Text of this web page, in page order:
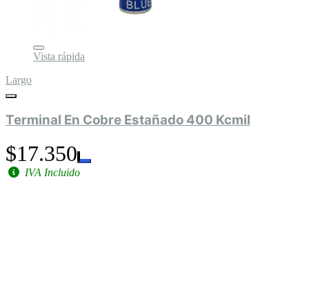
Vista rápida
Largo
Terminal En Cobre Estañado 400 Kcmil
$17.350
IVA Incluido